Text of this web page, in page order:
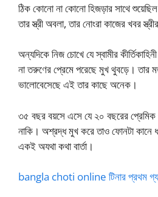
ঠিক কোনো না কোনো হিজড়ার সাথে
তার স্ত্রী অবলা, তার নোংরা কাজের খবর
অন্যদিকে নিজ চোখে যে স্বামীর
না তরুণের প্রেমে পরেছে মুখ থুবড়ে। তার
ভালোবেসেছে এই তার কাছে অনেক।
৩৫ বছর বয়সে এসে যে ২০ বছরের
নাকি। অশ্রদ্ধ মুখ করে তাও ফোনটা কানে
একই অযথা কথা বার্তা।
bangla choti online টিনার প্রথম